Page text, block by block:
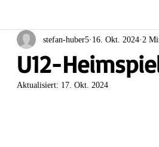
U12-
stefan-huber5 16. Okt. 2024 2
Aktualisiert: 17. Okt. 2024